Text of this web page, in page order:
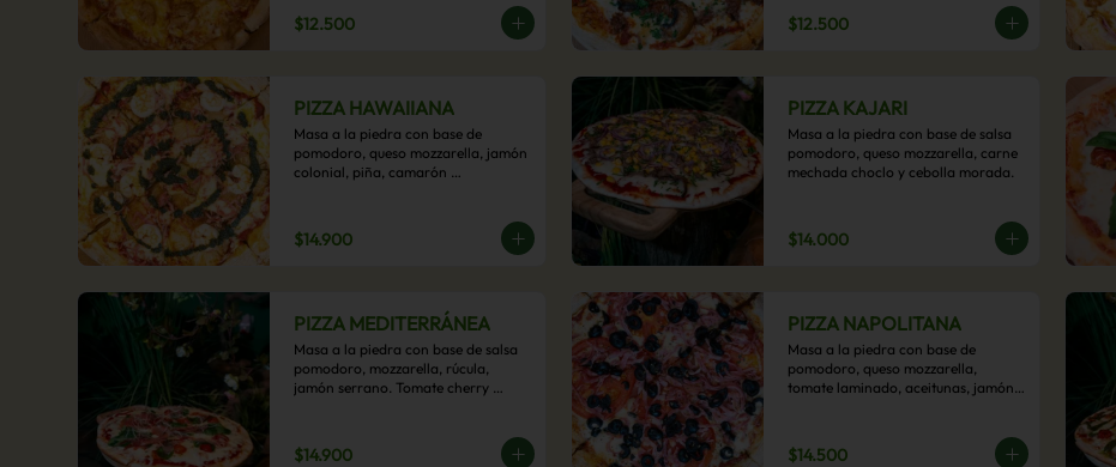
$12.500 $12.500
PIZZA HAWAIIANA
Masa a la piedra con base de
pomodoro, queso mozzarella, jamón
colonial, piña, camarón
casero.
$14.900
PIZZA KAJARI
Masa a la piedra con base de salsa
pomodoro, queso mozzarella, carne
mechada choclo y cebolla morada.
$14.000
PIZZA MEDITERRÁNEA
Masa a la piedra con base de salsa
pomodoro, mozzarella, rúcula,
jamón serrano. Tomate cherry
$14.900
PIZZA NAPOLITANA
Masa a la piedra con base de
pomodoro, queso mozzarella,
tomate laminado, aceitunas, jamón
$14.500